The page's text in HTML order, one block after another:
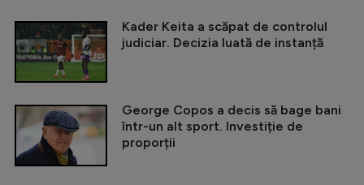
Kader Keita a scăpat de controlul
judiciar. Decizia luată de instanță
George Copos a decis să bage bani
într-un alt sport. Investiție de
proporții